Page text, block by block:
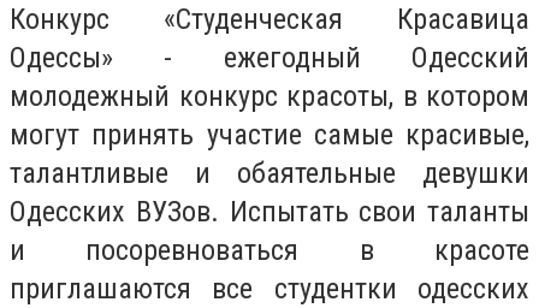
Конкурс «Студенческая Красавица
Одессы» - ежегодный Одесский
молодежный конкурс красоты, в котором
могут принять участие самые красивые,
талантливые и обаятельные девушки
Одесских ВУЗов. Испытать свои таланты
и посоревноваться в красоте
приглашаются все студентки одесских